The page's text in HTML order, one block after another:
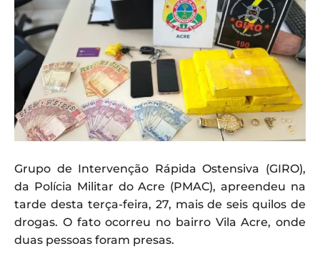
Grupo de Intervenção Rápida Ostensiva (GIRO),
da Polícia Militar do Acre (PMAC), apreendeu na
tarde desta terça-feira, 27, mais de seis quilos de
drogas. O fato ocorreu no bairro Vila Acre, onde
duas pessoas foram presas.